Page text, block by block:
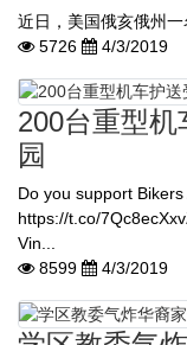
近日，美国俄亥俄州一
5726
4/3/2019
200台重型
园
Do you support
https://t.co/
Vin...
8599
4/3/2019